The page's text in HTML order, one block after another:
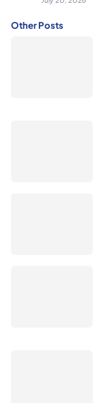
Other Posts